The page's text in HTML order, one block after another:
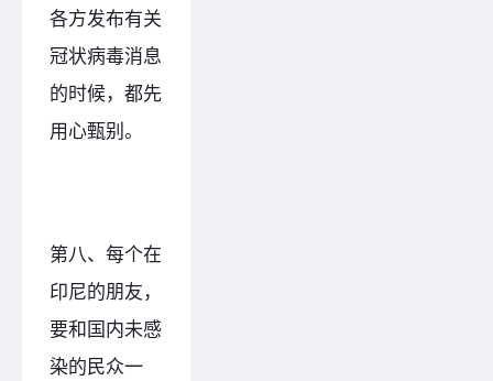
各方发布有关
冠状病毒消息
的时候，都先
用心甄别。
第八、每个在
印尼的朋友，
要和国内未感
染的民众一